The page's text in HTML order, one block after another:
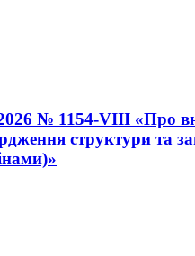
№ 1154-VIII «Про
структури та